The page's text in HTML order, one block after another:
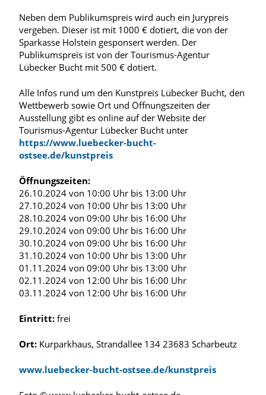
Neben dem Publikumspreis wird auch ein Jurypreis
vergeben. Dieser ist mit 1000 € dotiert, die von der
Sparkasse Holstein gesponsert werden. Der
Publikumspreis ist von der Tourismus-Agentur
Lübecker Bucht mit 500 € dotiert.
Alle Infos rund um den Kunstpreis Lübecker Bucht, den
Wettbewerb sowie Ort und Öffnungszeiten der
Ausstellung gibt es online auf der Website der
Tourismus-Agentur Lübecker Bucht unter
https://www.luebecker-bucht-
ostsee.de/kunstpreis
Öffnungszeiten:
26.10.2024 von 10:00 Uhr bis 13:00 Uhr
27.10.2024 von 10:00 Uhr bis 13:00 Uhr
28.10.2024 von 09:00 Uhr bis 16:00 Uhr
29.10.2024 von 09:00 Uhr bis 16:00 Uhr
30.10.2024 von 09:00 Uhr bis 16:00 Uhr
31.10.2024 von 10:00 Uhr bis 13:00 Uhr
01.11.2024 von 09:00 Uhr bis 13:00 Uhr
02.11.2024 von 12:00 Uhr bis 16:00 Uhr
03.11.2024 von 12:00 Uhr bis 16:00 Uhr
Eintritt: frei
Ort: Kurparkhaus, Strandallee 134 23683 Scharbeutz
www.luebecker-bucht-ostsee.de/kunstpreis